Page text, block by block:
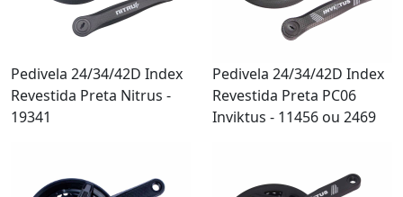
Pedivela 24/34/42D Index
Revestida Preta Nitrus -
19341
Pedivela 24/34/42D Index
Revestida Preta PC06
Inviktus - 11456 ou 2469